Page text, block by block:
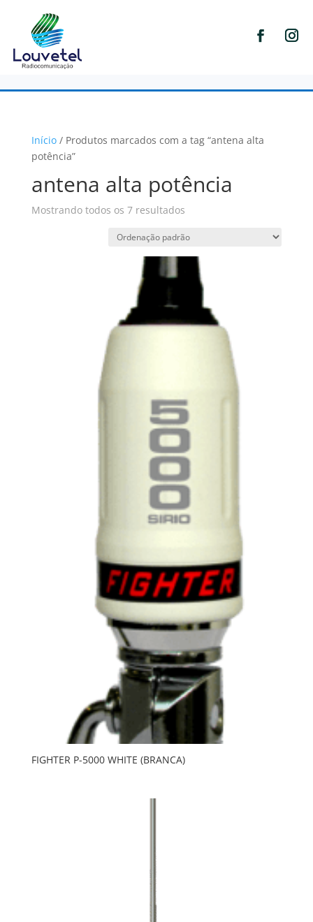
Início/ Produtos marcados com a tag “antena alta
potência”
antena alta potência
Mostrando todos os 7 resultados
FIGHTER P-5000 WHITE (BRANCA)